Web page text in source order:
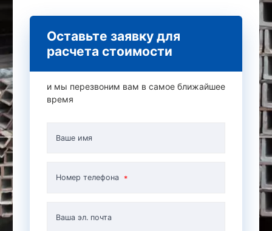
Оставьте заявку для
расчета стоимости
и мы перезвоним вам в самое ближайшее
время
Ваше имя
Номер телефона
Ваша эл. почта